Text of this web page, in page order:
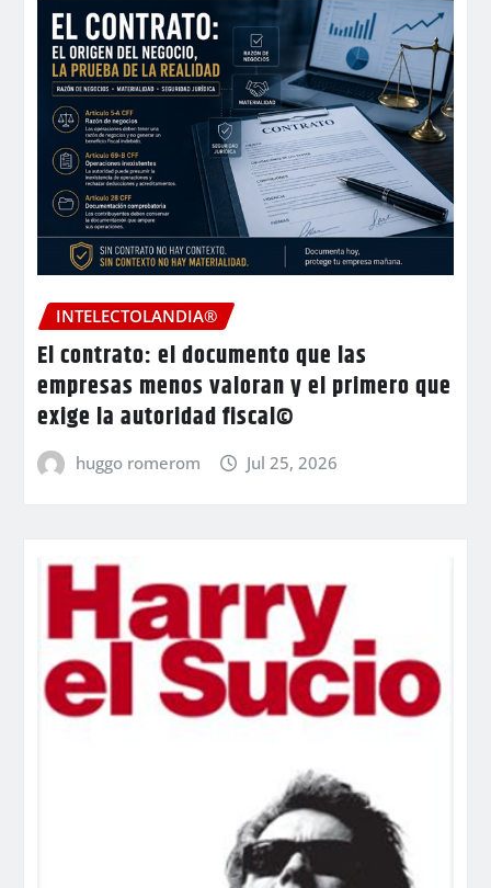
INTELECTOLANDIA®
El contrato: el documento que las
empresas menos valoran y el primero que
exige la autoridad fiscal©
huggo romerom Jul 25, 2026